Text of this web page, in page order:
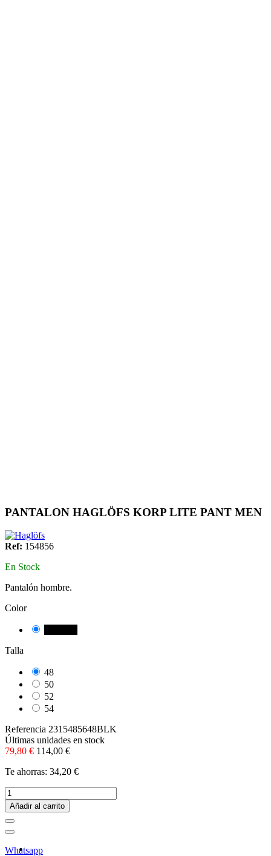
Whatsapp
PANTALON HAGLÖFS KORP LITE PANT MEN
Ref: 154856
En Stock
Pantalón hombre.
Color
Talla
48
50
52
54
Referencia 2315485648BLK
Últimas unidades en stock
79,80 € 114,00 €
Te ahorras: 34,20 €
Añadir al carrito